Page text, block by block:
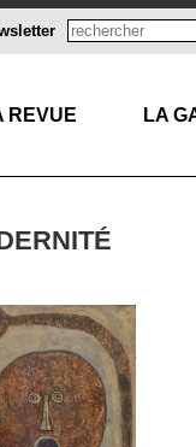
REVUE LA